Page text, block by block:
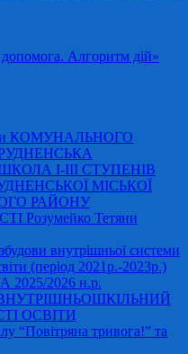
Алгоритм дій»
КОМУНАЛЬНОГО
І-ІІІ СТУПЕНІВ
МІСЬКОЇ
РАЙОНУ
Розумейко Тетяни
внутрішньої системи
(період 2021р.-2023р.)
2026 н.р.
ОСВІТИ
“Повітряна тривога!” та